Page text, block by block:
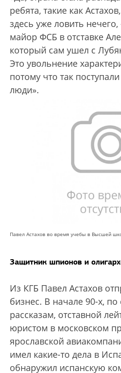
ребята, такие как
здесь уже ловить
майор ФСБ в отставке
который сам ушел с
Это увольнение
потому что так
люди».
Павел Астахов во время учебы в Высшей
Защитник шпионов и
Из КГБ Павел Астахов
бизнес. В начале 90-х,
рассказам, отставной
юристом в московском
ярославской
имел какие-то дела в
обнаружил испанскую